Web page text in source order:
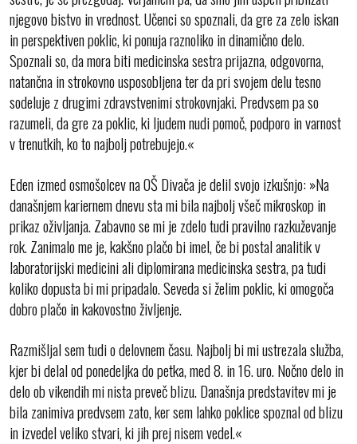
njegovo bistvo in vrednost. Učenci so spoznali, da gre za zelo iskan
in perspektiven poklic, ki ponuja raznoliko in dinamično delo.
Spoznali so, da mora biti medicinska sestra prijazna, odgovorna,
natančna in strokovno usposobljena ter da pri svojem delu tesno
sodeluje z drugimi zdravstvenimi strokovnjaki. Predvsem pa so
razumeli, da gre za poklic, ki ljudem nudi pomoč, podporo in varnost
v trenutkih, ko to najbolj potrebujejo.«
Eden izmed osmošolcev na OŠ Divača je delil svojo izkušnjo: »Na
današnjem kariernem dnevu sta mi bila najbolj všeč mikroskop in
prikaz oživljanja. Zabavno se mi je zdelo tudi pravilno razkuževanje
rok. Zanimalo me je, kakšno plačo bi imel, če bi postal analitik v
laboratorijski medicini ali diplomirana medicinska sestra, pa tudi
koliko dopusta bi mi pripadalo. Seveda si želim poklic, ki omogoča
dobro plačo in kakovostno življenje.
Razmišljal sem tudi o delovnem času. Najbolj bi mi ustrezala služba,
kjer bi delal od ponedeljka do petka, med 8. in 16. uro. Nočno delo in
delo ob vikendih mi nista preveč blizu. Današnja predstavitev mi je
bila zanimiva predvsem zato, ker sem lahko poklice spoznal od blizu
in izvedel veliko stvari, ki jih prej nisem vedel.«